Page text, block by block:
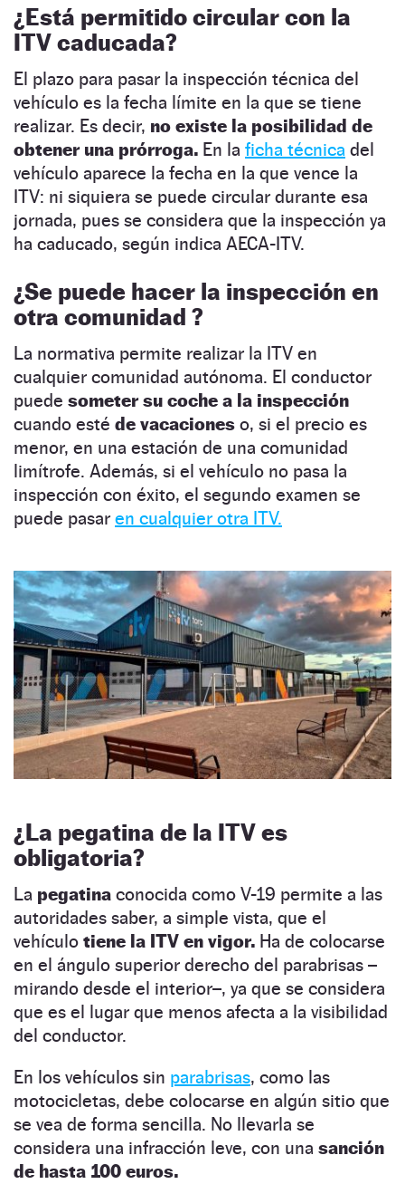
¿Está permitido circular con la
ITV caducada?
El plazo para pasar la inspección técnica del
vehículo es la fecha límite en la que se tiene
realizar. Es decir, no existe la posibilidad de
obtener una prórroga. En la ficha técnica del
vehículo aparece la fecha en la que vence la
ITV: ni siquiera se puede circular durante esa
jornada, pues se considera que la inspección ya
ha caducado, según indica AECA-ITV.
¿Se puede hacer la inspección en
otra comunidad ?
La normativa permite realizar la ITV en
cualquier comunidad autónoma. El conductor
puede someter su coche a la inspección
cuando esté de vacaciones o, si el precio es
menor, en una estación de una comunidad
limítrofe. Además, si el vehículo no pasa la
inspección con éxito, el segundo examen se
puede pasar en cualquier otra ITV.
¿La pegatina de la ITV es
obligatoria?
La pegatina conocida como V-19 permite a las
autoridades saber, a simple vista, que el
vehículo tiene la ITV en vigor. Ha de colocarse
en el ángulo superior derecho del parabrisas –
mirando desde el interior–, ya que se considera
que es el lugar que menos afecta a la visibilidad
del conductor.
En los vehículos sin parabrisas, como las
motocicletas, debe colocarse en algún sitio que
se vea de forma sencilla. No llevarla se
considera una infracción leve, con una sanción
de hasta 100 euros.